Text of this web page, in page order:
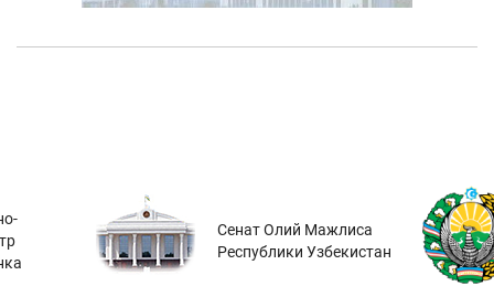
Сенат Олий Мажлиса
Республики Узбекистан